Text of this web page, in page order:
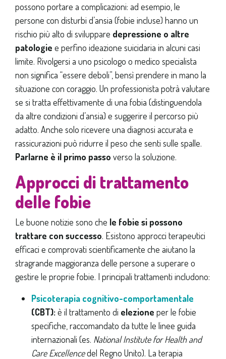
possono portare a complicazioni: ad esempio, le
persone con disturbi d’ansia (fobie incluse) hanno un
rischio più alto di sviluppare depressione o altre
patologie e perfino ideazione suicidaria in alcuni casi
limite. Rivolgersi a uno psicologo o medico specialista
non significa “essere deboli”, bensì prendere in mano la
situazione con coraggio. Un professionista potrà valutare
se si tratta effettivamente di una fobia (distinguendola
da altre condizioni d’ansia) e suggerire il percorso più
adatto. Anche solo ricevere una diagnosi accurata e
rassicurazioni può ridurre il peso che senti sulle spalle.
Parlarne è il primo passo verso la soluzione.
Approcci di trattamento
delle fobie
Le buone notizie sono che le fobie si possono
trattare con successo. Esistono approcci terapeutici
efficaci e comprovati scientificamente che aiutano la
stragrande maggioranza delle persone a superare o
gestire le proprie fobie. I principali trattamenti includono:
Psicoterapia cognitivo-comportamentale
(CBT):è il trattamento di elezione per le fobie
specifiche, raccomandato da tutte le linee guida
internazionali (es. National Institute for Health and
Care Excellencedel Regno Unito). La terapia